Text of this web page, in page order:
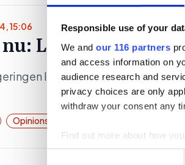
Responsible use of your
We and our 116 partners
and access information on
audience research and
privacy choices are only
withdraw your consent any
Find out more about how
15:06
Lobbyregistret
lämnat över remiss som
Opinionsbildning